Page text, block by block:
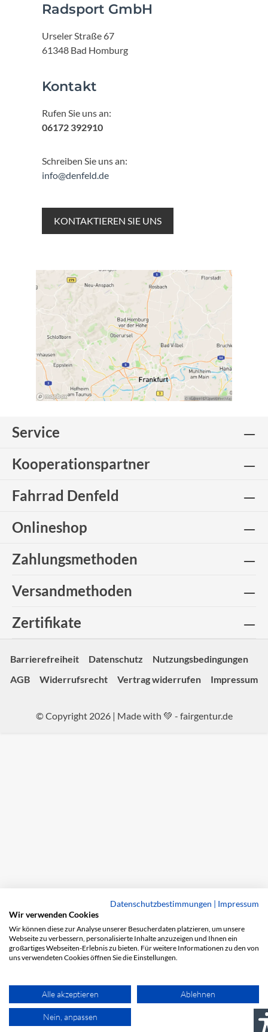
Radsport GmbH
Urseler Straße 67
61348 Bad Homburg
Kontakt
Rufen Sie uns an:
06172 392910
Schreiben Sie uns an:
info@denfeld.de
KONTAKTIEREN SIE UNS
Service
Kooperationspartner
Fahrrad Denfeld
Onlineshop
Zahlungsmethoden
Versandmethoden
Zertifikate
Barrierefreiheit Datenschutz
Nutzungsbedingungen
AGB
Widerrufsrecht Vertrag widerrufen Impressum
© Copyright 2026 | Made with 💚 - fairgentur.de
Datenschutzbestimmungen | Impressum
Wir verwenden Cookies
Wir können diese zur Analyse unserer Besucherdaten platzieren, um unsere
Webseite zu verbessern, personalisierte Inhalte anzuzeigen und Ihnen ein
großartiges Webseiten-Erlebnis zu bieten. Für weitere Informationen zu den von
uns verwendeten Cookies öffnen Sie die Einstellungen.
Alle akzeptieren Ablehnen
Nein, anpassen